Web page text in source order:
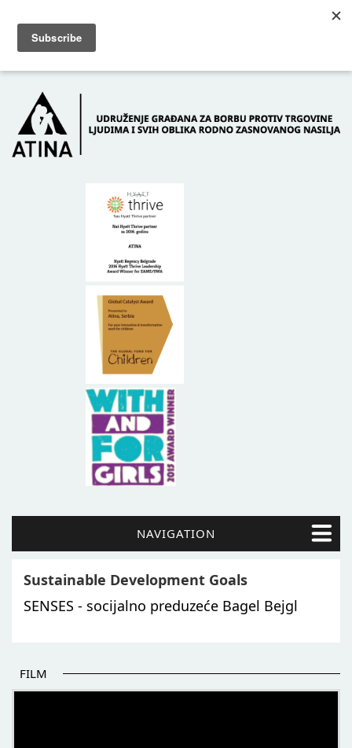
POČETNA O NAMA
NAVIGATION
Sustainable Development Goals
SENSES - socijalno preduzeće Bagel Bejgl
FILM